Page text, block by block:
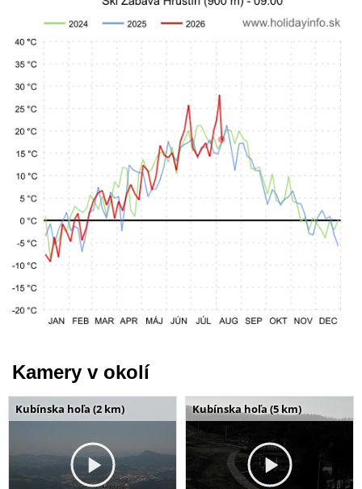
Kamery v okolí
Kubínska hoľa (2 km) Kubínska hoľa (5 km)